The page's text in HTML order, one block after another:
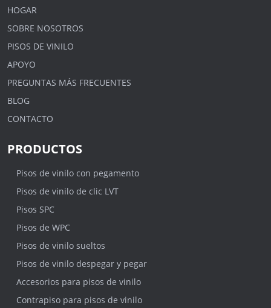
HOGAR
SOBRE NOSOTROS
PISOS DE VINILO
APOYO
PREGUNTAS MÁS FRECUENTES
BLOG
CONTACTO
PRODUCTOS
Pisos de vinilo con pegamento
Pisos de vinilo de clic LVT
Pisos SPC
Pisos de WPC
Pisos de vinilo sueltos
Pisos de vinilo despegar y pegar
Accesorios para pisos de vinilo
Contrapiso para pisos de vinilo